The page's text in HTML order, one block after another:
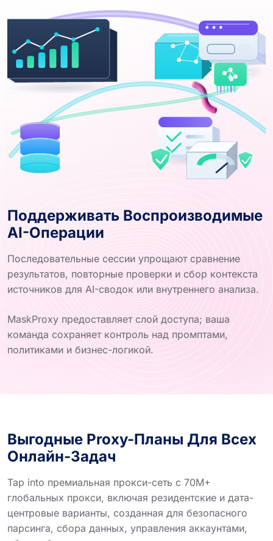
Поддерживать Воспроизводимые
AI-Операции
Последовательные сессии упрощают сравнение
результатов, повторные проверки и сбор контекста
источников для AI-сводок или внутреннего анализа.
MaskProxy предоставляет слой доступа; ваша
команда сохраняет контроль над промптами,
политиками и бизнес-логикой.
Выгодные Proxy-Планы Для Всех
Онлайн-Задач
Tap into премиальная прокси-сеть с 70M+
глобальных прокси, включая резидентские и дата-
центровые варианты, созданная для безопасного
парсинга, сбора данных, управления аккаунтами,